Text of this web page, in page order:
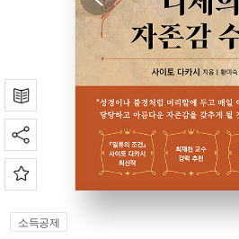
소득공제